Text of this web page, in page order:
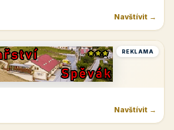
Navštívit →
REKLAMA
Navštívit →